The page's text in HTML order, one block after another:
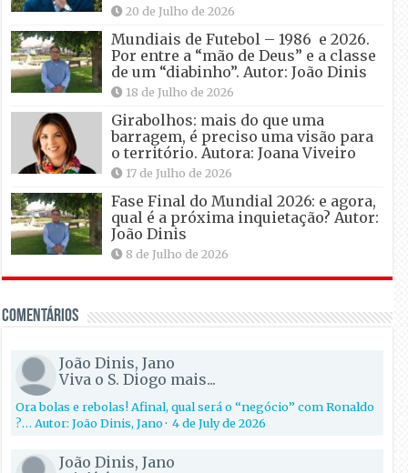
20 de Julho de 2026
Mundiais de Futebol – 1986 e 2026.
Por entre a “mão de Deus” e a classe
de um “diabinho”. Autor: João Dinis
18 de Julho de 2026
Girabolhos: mais do que uma
barragem, é preciso uma visão para
o território. Autora: Joana Viveiro
17 de Julho de 2026
Fase Final do Mundial 2026: e agora,
qual é a próxima inquietação? Autor:
João Dinis
8 de Julho de 2026
Comentários
João Dinis, Jano
Viva o S. Diogo mais...
Ora bolas e rebolas! Afinal, qual será o “negócio” com Ronaldo
?… Autor: João Dinis, Jano·4 de July de 2026
João Dinis, Jano